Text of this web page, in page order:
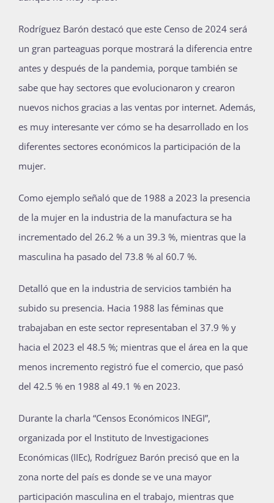
Rodríguez Barón destacó que este Censo de 2024 será
un gran parteaguas porque mostrará la diferencia entre
antes y después de la pandemia, porque también se
sabe que hay sectores que evolucionaron y crearon
nuevos nichos gracias a las ventas por internet. Además,
es muy interesante ver cómo se ha desarrollado en los
diferentes sectores económicos la participación de la
mujer.
Como ejemplo señaló que de 1988 a 2023 la presencia
de la mujer en la industria de la manufactura se ha
incrementado del 26.2 % a un 39.3 %, mientras que la
masculina ha pasado del 73.8 % al 60.7 %.
Detalló que en la industria de servicios también ha
subido su presencia. Hacia 1988 las féminas que
trabajaban en este sector representaban el 37.9 % y
hacia el 2023 el 48.5 %; mientras que el área en la que
menos incremento registró fue el comercio, que pasó
del 42.5 % en 1988 al 49.1 % en 2023.
Durante la charla “Censos Económicos INEGI”,
organizada por el Instituto de Investigaciones
Económicas (IIEc), Rodríguez Barón precisó que en la
zona norte del país es donde se ve una mayor
participación masculina en el trabajo, mientras que